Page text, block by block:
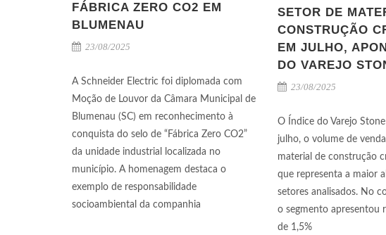
FÁBRICA ZERO CO2 EM
BLUMENAU
23/08/2025
A Schneider Electric foi diplomada com
Moção de Louvor da Câmara Municipal de
Blumenau (SC) em reconhecimento à
conquista do selo de “Fábrica Zero CO2”
da unidade industrial localizada no
município. A homenagem destaca o
exemplo de responsabilidade
socioambiental da companhia
SETOR DE
CONSTRUÇÃO
EM JULHO,
DO VAREJO
23/08/2025
O Índice do Varejo
julho, o volume de
material de construção
que representa a maior
setores analisados. No
o segmento apresentou
de 1,5%